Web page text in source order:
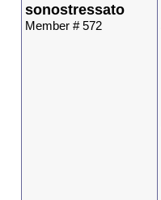
sonostressato
Member # 572